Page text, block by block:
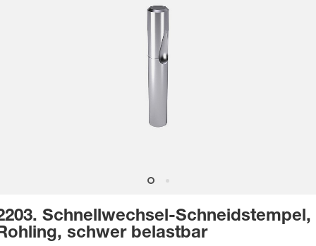
Schnellwechsel-Schneidstempel,
schwer belastbar